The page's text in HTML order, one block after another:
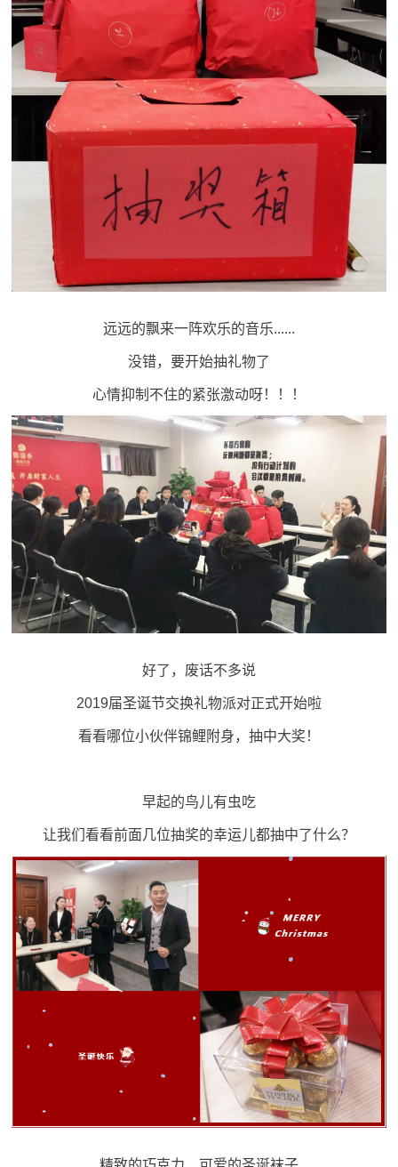
远远的飘来一阵欢乐的音乐......
没错，要开始抽礼物了
心情抑制不住的紧张激动呀！！！
好了，废话不多说
2019届圣诞节交换礼物派对正式开始啦
看看哪位小伙伴锦鲤附身，抽中大奖！
早起的鸟儿有虫吃
让我们看看前面几位抽奖的幸运儿都抽中了什么？